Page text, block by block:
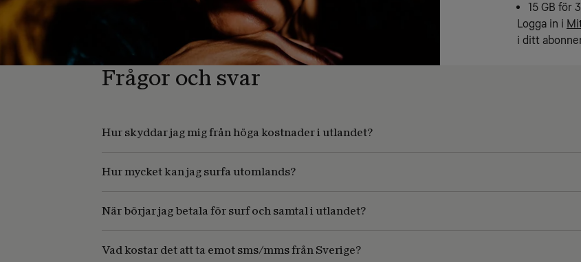
15 GB för
Logga in i
i ditt
Frågor och svar
Hur skyddar jag mig från höga kostnader i utlandet?
Hur mycket kan jag surfa utomlands?
När börjar jag betala för surf och samtal i utlandet?
Vad kostar det att ta emot sms/mms från Sverige?